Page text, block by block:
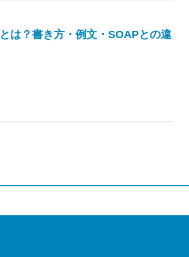
は？書き方・例文・SOAPとの違